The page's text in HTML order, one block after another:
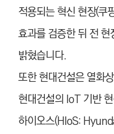
적용되는 혁신 현장(쿠
효과를 검증한 뒤 전 현
밝혔습니다.
또한 현대건설은 열화
현대건설의 IoT 기반
하이오스(HIoS: